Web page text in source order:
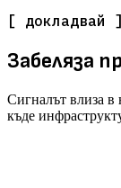
[ докладвай ]
Забеляза
Сигналът влиза в
къде